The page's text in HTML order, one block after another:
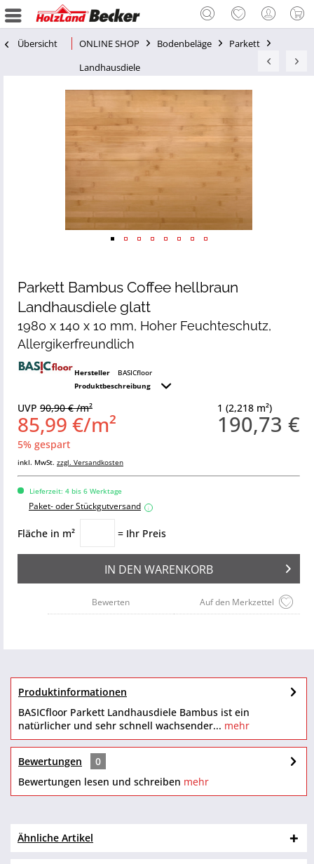
Übersicht ONLINE SHOP Bodenbeläge
Parkett
Landhausdiele
Parkett Bambus Coffee hellbraun
Landhausdiele glatt
1980 x 140 x 10 mm, Hoher Feuchteschutz,
Allergikerfreundlich
Hersteller
BASICfloor
Produktbeschreibung
1 (2,218 m²)
190,73 €
UVP 90,90 € /m²
85,99 €/m²
5% gespart
inkl. MwSt. zzgl. Versandkosten
Lieferzeit: 4 bis 6 Werktage
Paket- oder Stückgutversand i
Fläche in m² = Ihr Preis
IN DEN WARENKORB
Auf den Merkzettel
Bewerten
Produktinformationen
BASICfloor Parkett Landhausdiele Bambus ist ein
natürlicher und sehr schnell wachsender... mehr
Bewertungen
0
Bewertungen lesen und schreiben mehr
Ähnliche Artikel